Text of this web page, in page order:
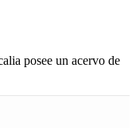
posee un acervo de